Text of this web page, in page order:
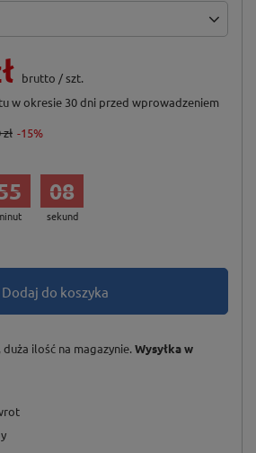
brutto /szt.
w okresie 30 dni przed wprowadzeniem
-15%
sekund
07
Dodaj do koszyka
ilość na magazynie Wysyłkaw